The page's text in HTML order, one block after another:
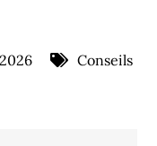
Conseils